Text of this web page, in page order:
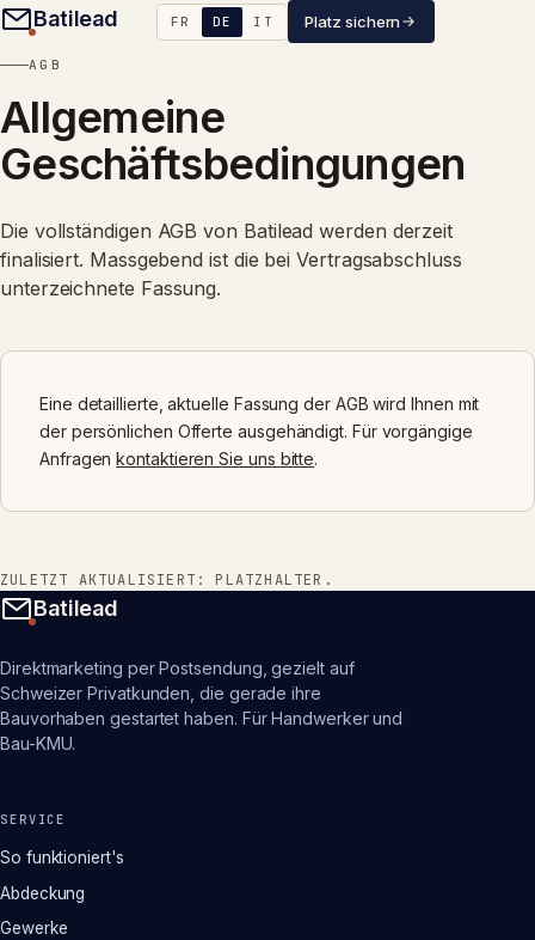
Batilead FR DE IT Platz sichern
AGB
Allgemeine
Geschäftsbedingungen
Die vollständigen AGB von Batilead werden derzeit
finalisiert. Massgebend ist die bei Vertragsabschluss
unterzeichnete Fassung.
Eine detaillierte, aktuelle Fassung der AGB wird Ihnen mit
der persönlichen Offerte ausgehändigt. Für vorgängige
Anfragenkontaktieren Sie uns bitte.
ZULETZT AKTUALISIERT: PLATZHALTER.
Batilead
Direktmarketing per Postsendung, gezielt auf
Schweizer Privatkunden, die gerade ihre
Bauvorhaben gestartet haben. Für Handwerker und
Bau-KMU.
SERVICE
So funktioniert's
Abdeckung
Gewerke